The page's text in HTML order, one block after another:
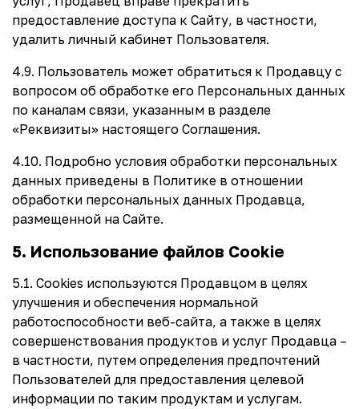
предоставление доступа к Сайту, в частности,
удалить личный кабинет Пользователя.
4.9. Пользователь может обратиться к Продавцу с
вопросом об обработке его Персональных данных
по каналам связи, указанным в разделе
«Реквизиты» настоящего Соглашения.
4.10. Подробно условия обработки персональных
данных приведены в Политике в отношении
обработки персональных данных Продавца,
размещенной на Сайте.
5. Использование файлов Cookie
5.1. Сookies используются Продавцом в целях
улучшения и обеспечения нормальной
работоспособности веб-сайта, а также в целях
совершенствования продуктов и услуг Продавца –
в частности, путем определения предпочтений
Пользователей для предоставления целевой
информации по таким продуктам и услугам.